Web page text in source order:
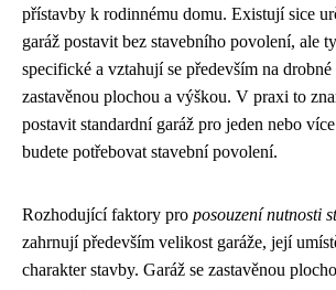
přístavby k rodinnému domu. Existují sice
garáž postavit bez stavebního povolení, ale
specifické a vztahují se především na drobné
zastavěnou plochou a výškou. V praxi to
postavit standardní garáž pro jeden nebo
budete potřebovat stavební povolení.
Rozhodující faktory pro posouzení nutnosti
zahrnují především velikost garáže, její
charakter stavby. Garáž se zastavěnou